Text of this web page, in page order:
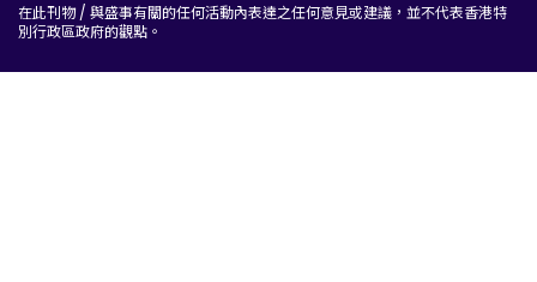
在此刊物 / 與盛事有關的任何活動內表達之任何意見或建議，並不代表香港特
別行政區政府的觀點。